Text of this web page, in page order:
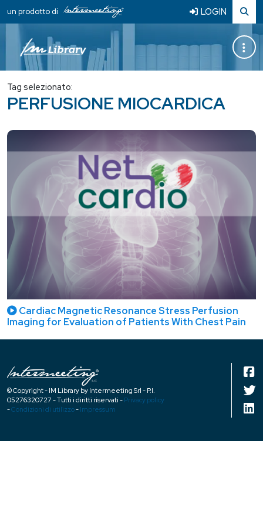
un prodotto di LOGIN
Tag selezionato:
PERFUSIONE MIOCARDICA
Cardiac Magnetic Resonance Stress Perfusion
Imaging for Evaluation of Patients With Chest Pain
© Copyright - IM Library by Intermeeting Srl - P.I.
05276320727 - Tutti i diritti riservati - Privacy policy
-Condizioni di utilizzo- Impressum